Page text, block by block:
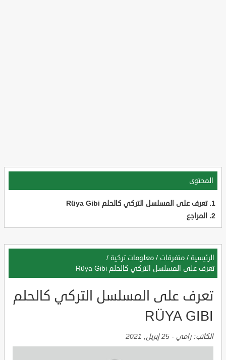
المحتوى
تعرف على المسلسل التركي كالحلم Rüya Gibi
المراجع
الرئيسية / متفرقات / معلومات تركية /
تعرف على المسلسل التركي كالحلم Rüya Gibi
تعرف على المسلسل التركي كالحلم
RÜYA GIBI
الكاتب: رامي - 25 إبريل, 2021